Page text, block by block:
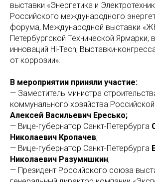
выставки «Энергетика и
Российского международного
форума, Международной выставки
Петербургской Технической Ярмарки,
инноваций Hi-Tech, Выставки-
от коррозии».
В мероприятии приняли участие:
— Заместитель министра
коммунального хозяйства
Алексей Васильевич Ересько;
— Вице-губернатор Санкт-Петербурга
Николаевич Кропачев;
— Вице-губернатор Санкт-Петербурга
Николаевич Разумишкин;
— Президент Российского союза